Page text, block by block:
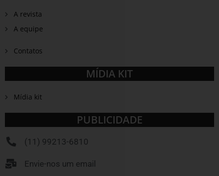
A revista
A equipe
Contatos
MÍDIA KIT
Mídia kit
PUBLICIDADE
(11) 99213-6810
Envie-nos um email